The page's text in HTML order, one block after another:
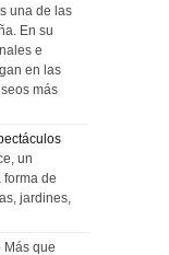
una de las
En su
e
en las
más
un
de
jardines,
Más que